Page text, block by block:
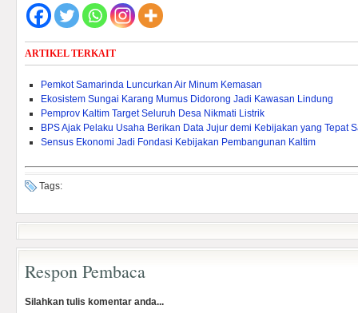
ARTIKEL TERKAIT
Pemkot Samarinda Luncurkan Air Minum Kemasan
Ekosistem Sungai Karang Mumus Didorong Jadi Kawasan Lindung
Pemprov Kaltim Target Seluruh Desa Nikmati Listrik
BPS Ajak Pelaku Usaha Berikan Data Jujur demi Kebijakan yang Tepat
Sensus Ekonomi Jadi Fondasi Kebijakan Pembangunan Kaltim
Tags:
Respon Pembaca
Silahkan tulis komentar anda...